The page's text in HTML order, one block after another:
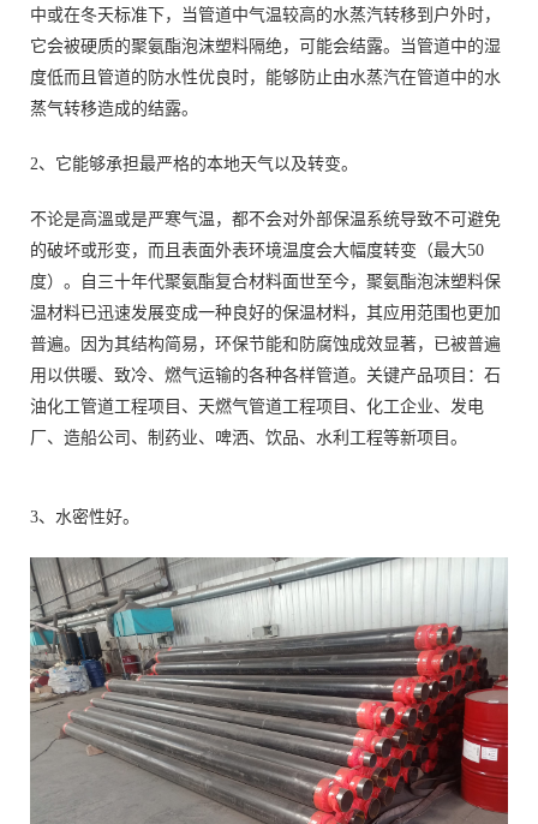
中或在冬天标准下，当管道中气温较高的水蒸汽转移到户外时，
它会被硬质的聚氨酯泡沫塑料隔绝，可能会结露。当管道中的湿
度低而且管道的防水性优良时，能够防止由水蒸汽在管道中的水
蒸气转移造成的结露。
2、它能够承担最严格的本地天气以及转变。
不论是高溫或是严寒气温，都不会对外部保温系统导致不可避免
的破坏或形变，而且表面外表环境温度会大幅度转变（最大50
度）。自三十年代聚氨酯复合材料面世至今，聚氨酯泡沫塑料保
温材料已迅速发展变成一种良好的保温材料，其应用范围也更加
普遍。因为其结构简易，环保节能和防腐蚀成效显著，已被普遍
用以供暖、致冷、燃气运输的各种各样管道。关键产品项目：石
油化工管道工程项目、天燃气管道工程项目、化工企业、发电
厂、造船公司、制药业、啤洒、饮品、水利工程等新项目。
3、水密性好。